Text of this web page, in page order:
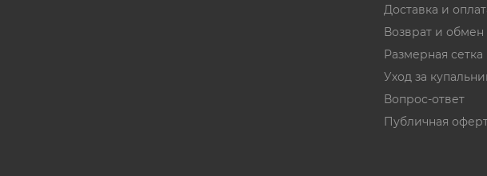
Доставка и
Возврат и обмен
Размерная сетка
Уход за
Вопрос-ответ
Публичная